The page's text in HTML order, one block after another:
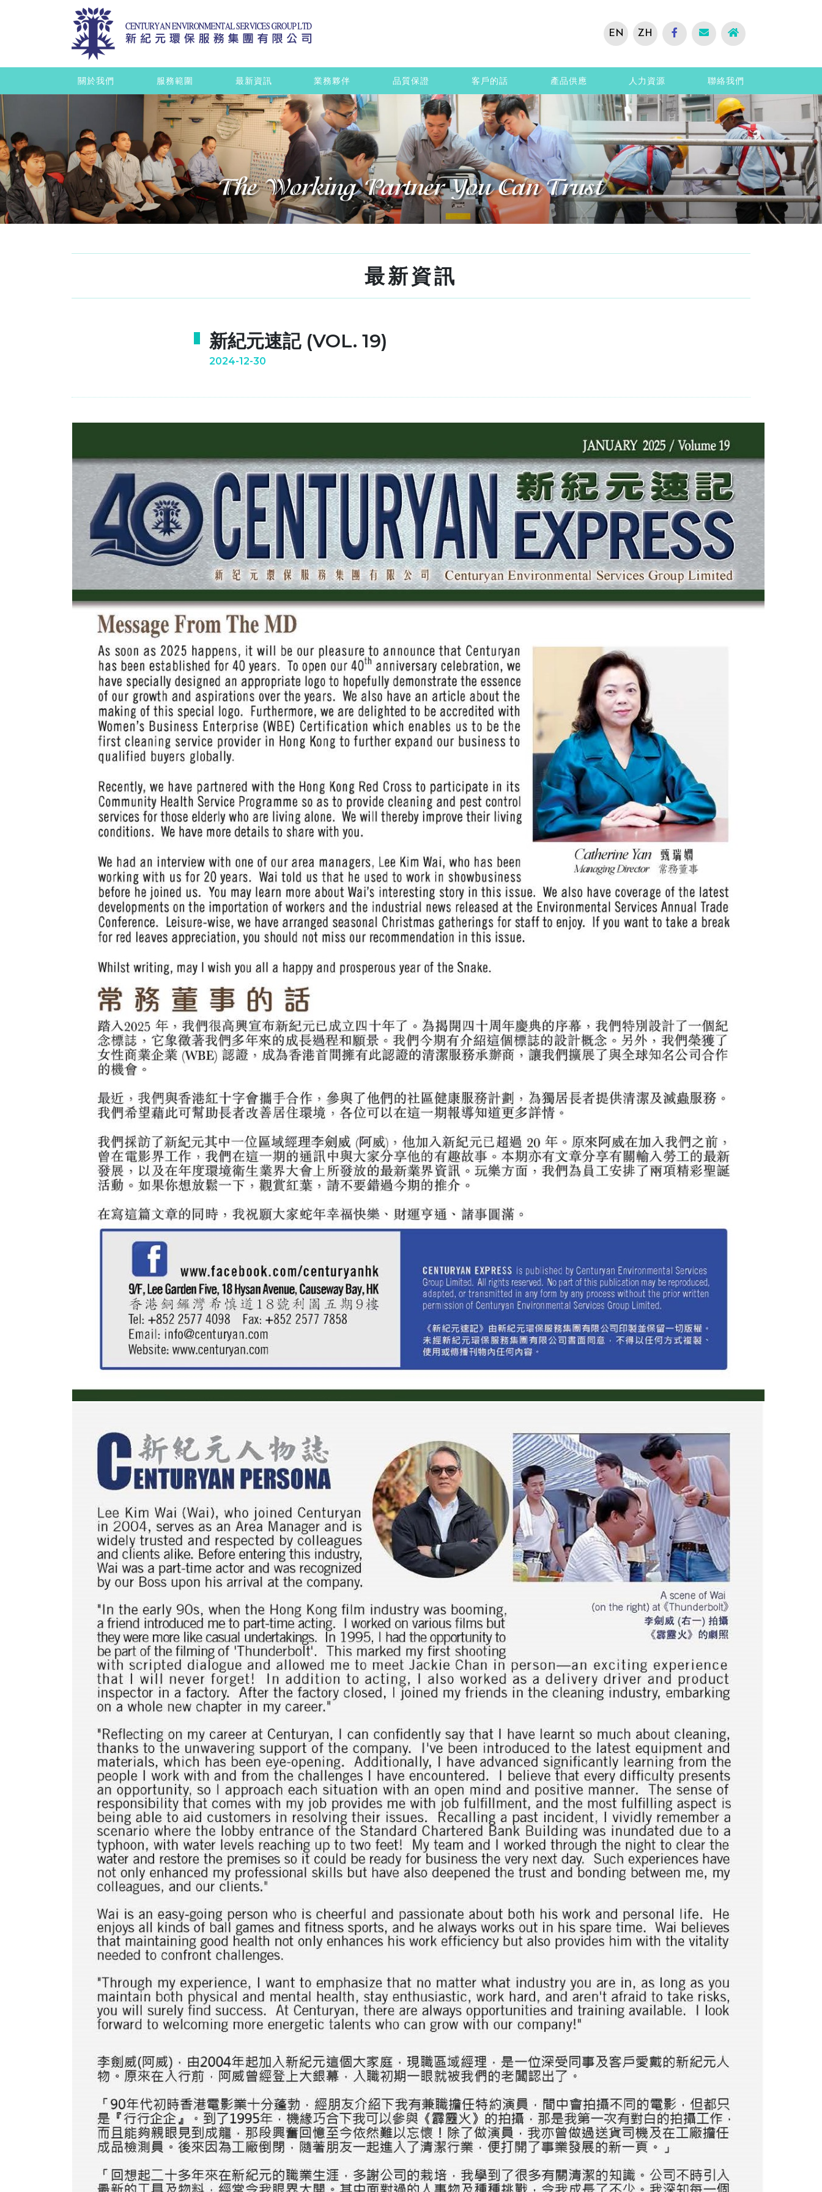
EN ZH
關於我們 服務範圍 最新資訊 業務夥伴 品質保證 客戶的話 產品供應 人力資源 聯絡我們
最新資訊
新紀元速記 (VOL. 19)
2024-12-30